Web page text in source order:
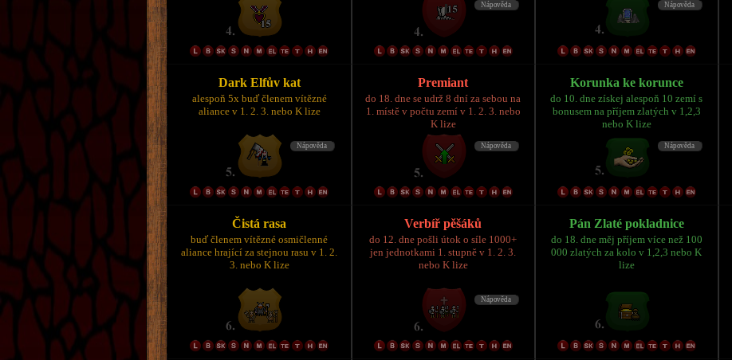
Dark Elfův kat
alespoň 5x buď členem vítězné
aliance v 1. 2. 3. nebo K lize
Premiant
do 18. dne se udrž 8 dní za sebou na
1. místě v počtu zemí v 1. 2. 3. nebo
K lize
Korunka ke korunce
do 10. dne získej alespoň 10 zemí s
bonusem na příjem zlatých v 1,2,3
nebo K lize
Čistá rasa
buď členem vítězné osmičlenné
aliance hrající za stejnou rasu v 1. 2.
3. nebo K lize
Verbíř pěšáků
do 12. dne pošli útok o síle 1000+
jen jednotkami 1. stupně v 1. 2. 3.
nebo K lize
Pán Zlaté pokladnice
do 18. dne měj příjem více než 100
000 zlatých za kolo v 1,2,3 nebo K
lize